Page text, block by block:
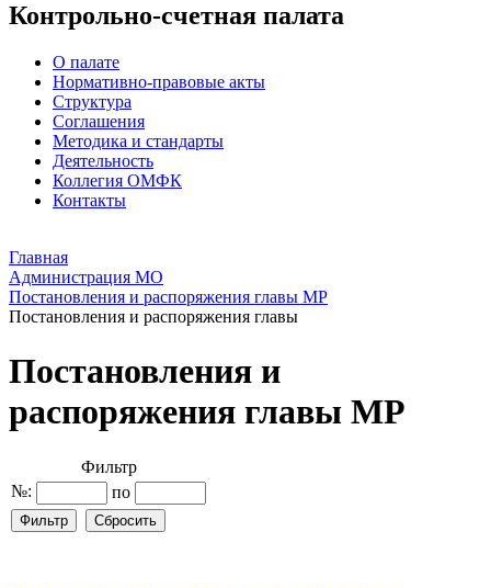
Контрольно-счетная палата
О палате
Нормативно-правовые акты
Структура
Соглашения
Методика и стандарты
Деятельность
Коллегия ОМФК
Контакты
Главная
Администрация МО
Постановления и распоряжения главы МР
Постановления и распоряжения главы
Постановления и
распоряжения главы МР
Фильтр
№:
по